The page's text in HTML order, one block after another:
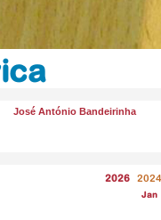
José António Bandeirinha
2026 2024
Jan